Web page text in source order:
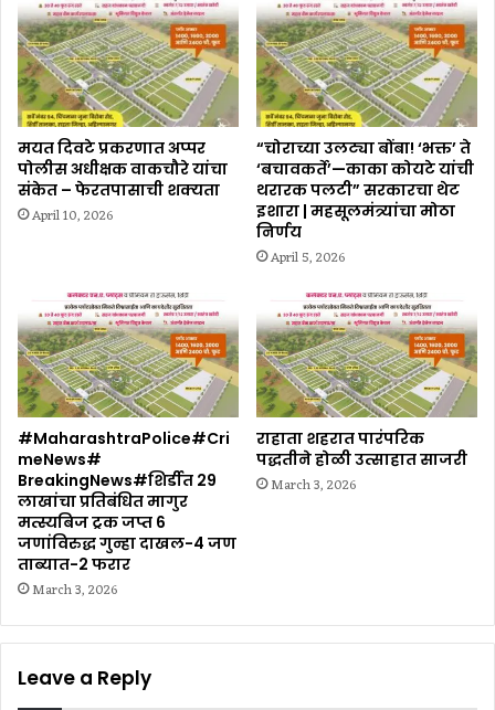
मयत दिवटे प्रकरणात अप्पर
पोलीस अधीक्षक वाकचौरे यांचा
संकेत – फेरतपासाची शक्यता
April 10, 2026
“चोराच्या उलट्या बोंबा! ‘भक्त’ ते
‘बचावकर्ते’—काका कोयटे यांची
थरारक पलटी” सरकारचा थेट
इशारा | महसूलमंत्र्यांचा मोठा
निर्णय
April 5, 2026
#MaharashtraPolice#Cri
meNews#
BreakingNews#शिर्डीत 29
लाखांचा प्रतिबंधित मागुर
मत्स्यबिज ट्रक जप्त 6
जणांविरुद्ध गुन्हा दाखल-4 जण
ताब्यात-2 फरार
March 3, 2026
राहाता शहरात पारंपरिक
पद्धतीने होळी उत्साहात साजरी
March 3, 2026
Leave a Reply